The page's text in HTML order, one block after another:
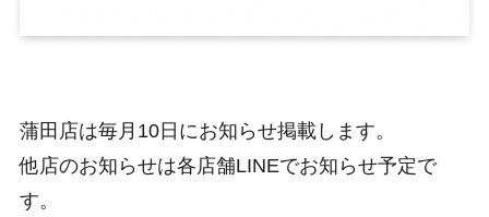
蒲田店は毎月10日にお知らせ掲載します。
他店のお知らせは各店舗LINEでお知らせ予定で
す。